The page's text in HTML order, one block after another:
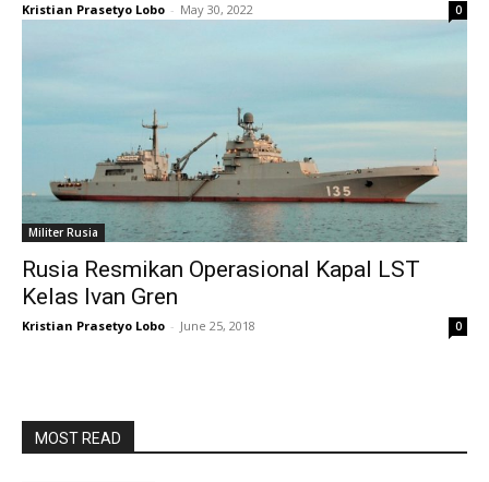
Kristian Prasetyo Lobo - May 30, 2022 0
Militer Rusia
Rusia Resmikan Operasional Kapal LST
Kelas Ivan Gren
Kristian Prasetyo Lobo - June 25, 2018 0
MOST READ